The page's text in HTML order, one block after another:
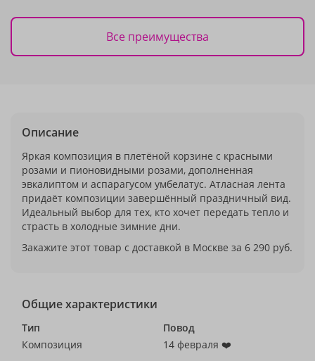
Все преимущества
Описание
Яркая композиция в плетёной корзине с красными
розами и пионовидными розами, дополненная
эвкалиптом и аспарагусом умбелатус. Атласная лента
придаёт композиции завершённый праздничный вид.
Идеальный выбор для тех, кто хочет передать тепло и
страсть в холодные зимние дни.
Закажите этот товар с доставкой в Москве за 6 290 руб.
Общие характеристики
Тип
Композиция
Повод
14 февраля ❤️